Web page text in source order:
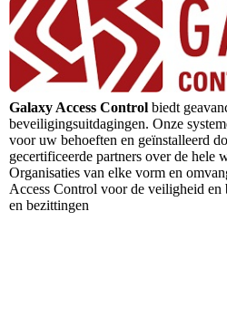
Galaxy Access Control biedt
beveiligingsuitdagingen. Onze
voor uw behoeften en geïnstalleerd
gecertificeerde partners over de hele
Organisaties van elke vorm en
Access Control voor de veiligheid en
en bezittingen